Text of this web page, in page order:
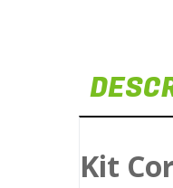
Kit